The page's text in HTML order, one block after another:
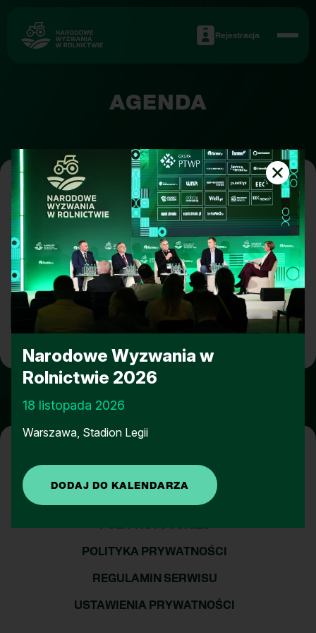
Rejestracja
AGENDA
•
WRÓĆ DO LISTY
POLITYKA COOKIES
POLITYKA PRYWATNOŚCI
REGULAMIN SERWISU
USTAWIENIA PRYWATNOŚCI
Narodowe Wyzwania w
Rolnictwie 2026
18 listopada 2026
Warszawa, Stadion Legii